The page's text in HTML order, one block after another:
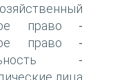
право -
право -
-
лица